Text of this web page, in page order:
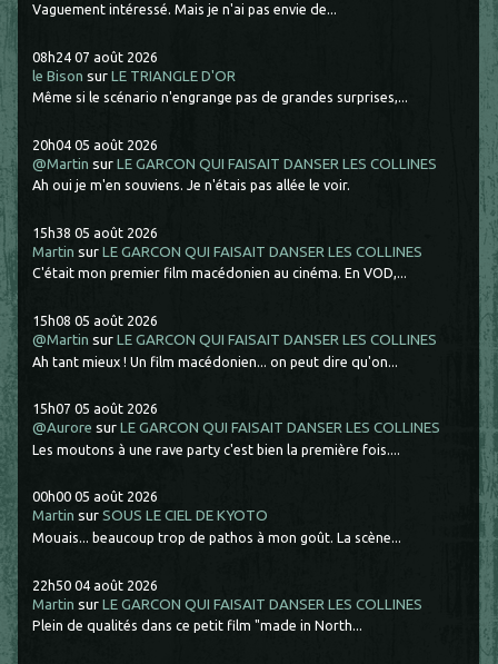
Vaguement intéressé. Mais je n'ai pas envie de...
08h24 07 août 2026
le Bison surLE TRIANGLE D'OR
Même si le scénario n'engrange pas de grandes surprises,...
20h04 05 août 2026
@Martin surLE GARCON QUI FAISAIT DANSER LES COLLINES
Ah oui je m'en souviens. Je n'étais pas allée le voir.
15h38 05 août 2026
Martin surLE GARCON QUI FAISAIT DANSER LES COLLINES
C'était mon premier film macédonien au cinéma. En VOD,...
15h08 05 août 2026
@Martin surLE GARCON QUI FAISAIT DANSER LES COLLINES
Ah tant mieux ! Un film macédonien... on peut dire qu'on...
15h07 05 août 2026
@Aurore surLE GARCON QUI FAISAIT DANSER LES COLLINES
Les moutons à une rave party c'est bien la première fois....
00h00 05 août 2026
Martin surSOUS LE CIEL DE KYOTO
Mouais... beaucoup trop de pathos à mon goût. La scène...
22h50 04 août 2026
Martin surLE GARCON QUI FAISAIT DANSER LES COLLINES
Plein de qualités dans ce petit film "made in North...